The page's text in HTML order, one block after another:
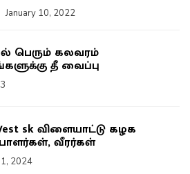
January 10, 2022
பெரும் கலவரம்
தீ வைப்பு
sk விளையாட்டு கழக
வீரர்கள்
2024